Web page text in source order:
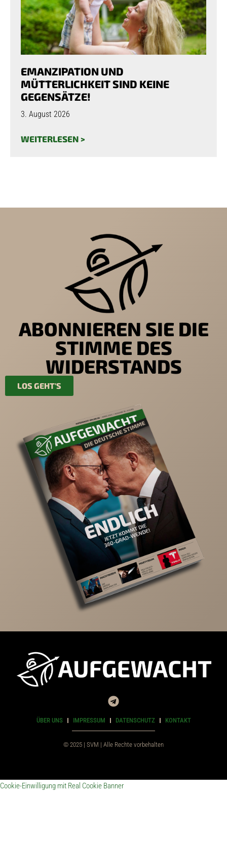
EMANZIPATION UND
MÜTTERLICHKEIT SIND KEINE
GEGENSÄTZE!
3. August 2026
WEITERLESEN >
ABONNIEREN SIE DIE
STIMME DES
WIDERSTANDS
LOS GEHT'S
ÜBER UNS IMPRESSUM DATENSCHUTZ KONTAKT
© 2025 | SVM | Alle Rechte vorbehalten
Cookie-Einwilligung mit Real Cookie Banner